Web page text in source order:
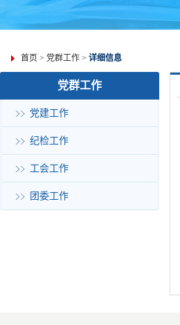
首页 > 党群工作 > 详细信息
党群工作
党建工作
纪检工作
工会工作
团委工作